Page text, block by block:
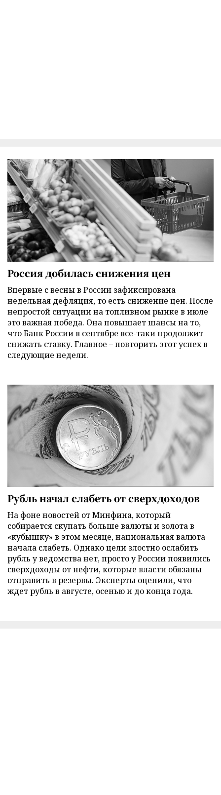
Россия добилась снижения цен
Впервые с весны в России зафиксирована
недельная дефляция, то есть снижение цен. После
непростой ситуации на топливном рынке в июле
это важная победа. Она повышает шансы на то,
что Банк России в сентябре все-таки продолжит
снижать ставку. Главное – повторить этот успех в
следующие недели.
Рубль начал слабеть от сверхдоходов
На фоне новостей от Минфина, который
собирается скупать больше валюты и золота в
«кубышку» в этом месяце, национальная валюта
начала слабеть. Однако цели злостно ослабить
рубль у ведомства нет, просто у России появились
сверхдоходы от нефти, которые власти обязаны
отправить в резервы. Эксперты оценили, что
ждет рубль в августе, осенью и до конца года.